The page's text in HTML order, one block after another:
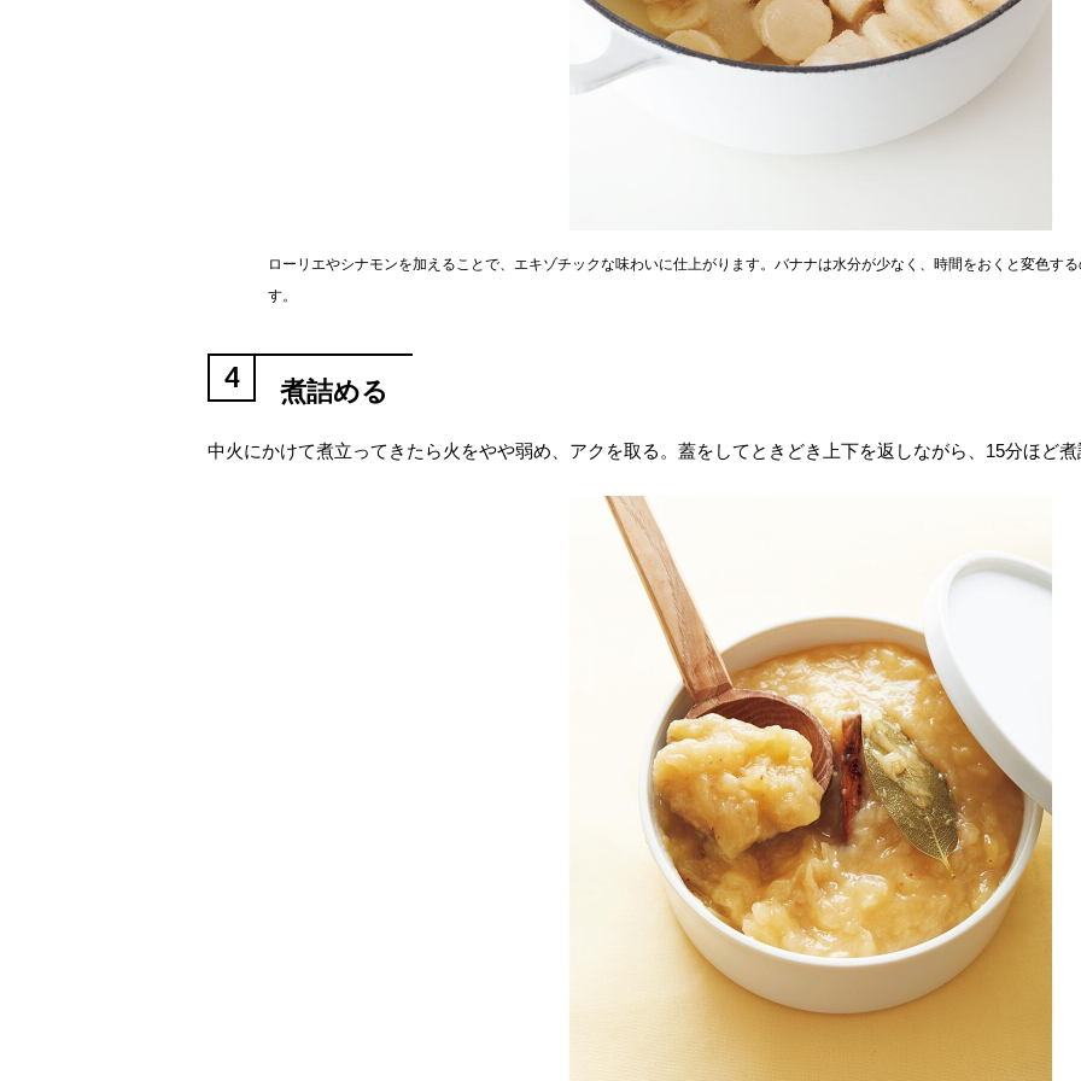
ローリエやシナモンを加えることで、エキゾチックな味わいに仕上がります。バナナは水分が少なく、時間をおくと変色す
す。
4 煮詰める
中火にかけて煮立ってきたら火をやや弱め、アクを取る。蓋をしてときどき上下を返しながら、15分ほど